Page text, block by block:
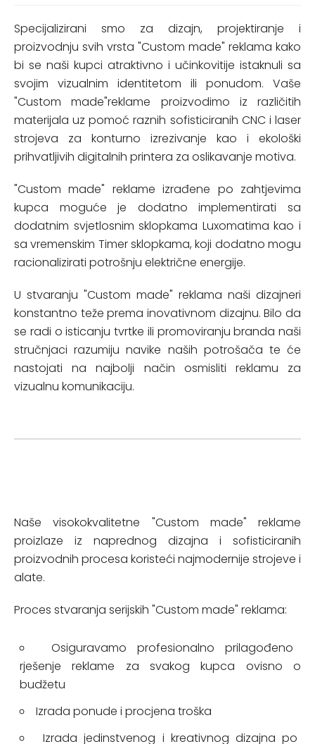
Specijalizirani smo za dizajn, projektiranje i
proizvodnju svih vrsta "Custom made" reklama kako
bi se naši kupci atraktivno i učinkovitije istaknuli sa
svojim vizualnim identitetom ili ponudom. Vaše
"Custom made"reklame proizvodimo iz različitih
materijala uz pomoć raznih sofisticiranih CNC i laser
strojeva za konturno izrezivanje kao i ekološki
prihvatljivih digitalnih printera za oslikavanje motiva.
"Custom made" reklame izrađene po zahtjevima
kupca moguće je dodatno implementirati sa
dodatnim svjetlosnim sklopkama Luxomatima kao i
sa vremenskim Timer sklopkama, koji dodatno mogu
racionalizirati potrošnju električne energije.
U stvaranju "Custom made" reklama naši dizajneri
konstantno teže prema inovativnom dizajnu. Bilo da
se radi o isticanju tvrtke ili promoviranju branda naši
stručnjaci razumiju navike naših potrošača te će
nastojati na najbolji način osmisliti reklamu za
vizualnu komunikaciju.
Naše visokokvalitetne "Custom made" reklame
proizlaze iz naprednog dizajna i sofisticiranih
proizvodnih procesa koristeći najmodernije strojeve i
alate.
Proces stvaranja serijskih "Custom made" reklama:
Osiguravamo profesionalno prilagođeno
rješenje reklame za svakog kupca ovisno o
budžetu
Izrada ponude i procjena troška
Izrada jedinstvenog i kreativnog dizajna po